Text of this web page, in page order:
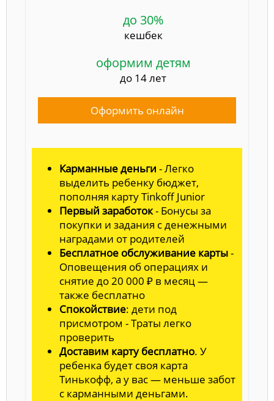
до 30%
кешбек
оформим детям
до 14 лет
Оформить онлайн
Карманные деньги - Легко
выделить ребенку бюджет,
пополняя карту Tinkoff Junior
Первый заработок- Бонусы за
покупки и задания с денежными
наградами от родителей
Бесплатное обслуживание карты-
Оповещения об операциях и
снятие до 20 000 ₽ в месяц —
также бесплатно
Спокойствие: дети под
присмотром - Траты легко
проверить
Доставим карту бесплатно. У
ребенка будет своя карта
Тинькофф, а у вас — меньше забот
с карманными деньгами.